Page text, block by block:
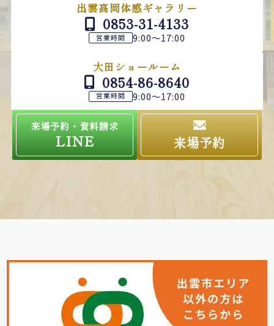
出雲高岡体感ギャラリー
0853-31-4133
営業時間 9:00～17:00
大田ショールーム
0854-86-8640
営業時間 9:00～17:00
来場予約・資料請求
LINE 来場予約